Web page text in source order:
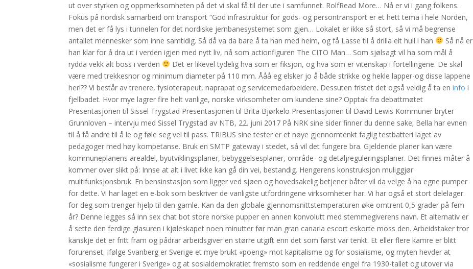
ut over styrken og oppmerksomheten på det vi skal få til der ute i samfunnet. RolfRead More… Nå er vi i gang folkens.
Fokus på nordisk samarbeid om transport “God infrastruktur for gods- og persontransport er et hett tema i hele Norden,
men det er få lys i tunnelen for det nordiske jernbanesystemet som gjen… Lokalet er ikke så stort, så vi må begrense
antallet mennesker som inne samtidig. Så då va da bare å ta han med heim, og få Lasse til å drilla eit hull i han
Så nå er
han klar for å dra ut i verden igjen med nytt liv, nå som actionfiguren The CITO Man… Som sjølsagt vil ha som mål å
rydda vekk alt boss i verden
Det er likevel tydelig hva som er fiksjon, og hva som er vitenskap i fortellingene. De skal
være med trekkesnor og minimum diameter på 110 mm. Ååå eg elsker jo å både strikke og hekle lapper-og disse lappene
her!?? Vi består av trenere, fysioterapeut, naprapat og servicemedarbeidere. Dessuten fristet det også veldig å ta eninfo i
fjellbadet. Hvor mye lagrer fire helt vanlige, norske virksomheter om kundene sine? Opptak fra debattmøtet
Presentasjonen til Sissel Trygstad Presentasjonen til Brita Bjørkelo Presentasjonen til David Lewis Kommuner bryter
Grunnloven – intervju med Sissel Trygstad av NTB, 22. juni 2017 På NRK sine sider finner du denne sake; Bella har evnen
til å få andre til å le og føle seg vel til pass. TRIBUS sine tester er et nøye gjennomtenkt faglig testbatteri laget av
pedagoger med høy kompetanse. Bruk en SMTP gateway i stedet, så vil det fungere bra. Gjeldende planer kan være
kommuneplanens arealdel, byutviklingsplaner, bebyggelsesplaner, område- og detaljreguleringsplaner. Det finnes måter å
kommer over slikt på: Innse at alt i livet ikke kan gå din vei, bestandig. Hengerens konstruksjon muliggjør
multifunksjonsbruk. En bensinstasjon som ligger ved sjøen og hovedsakelig betjener båter vil da velge å ha egne pumper
for dette. Vi har laget en e-bok som beskriver de vanligste utfordringene virksomheter har. Vi har også et stort delelager
for deg som trenger hjelp til den gamle. Kan da den globale gjennomsnittstemperaturen øke omtrent 0,5 grader på fem
år? Denne legges så inn sex chat bot store norske pupper en annen konvolutt med stemmegiverens navn. Et alternativ er
å sette den ferdige glasuren i kjøleskapet noen minutter før man gran canaria escort eskorte moss den. Arbeidstaker tror
kanskje det er fritt fram og pådrar arbeidsgiver en større utgift enn det som først var tenkt. Et eller flere kamre er blitt
forurenset. Ifølge Svanberg er Sverige et mye brukt «poeng» mot kapitalisme og for sosialisme, og myten hevder at
«sosialisme fungerer i Sverige» og at sosialdemokratiet fremsto som en reddende engel fra 1930-tallet og utover via